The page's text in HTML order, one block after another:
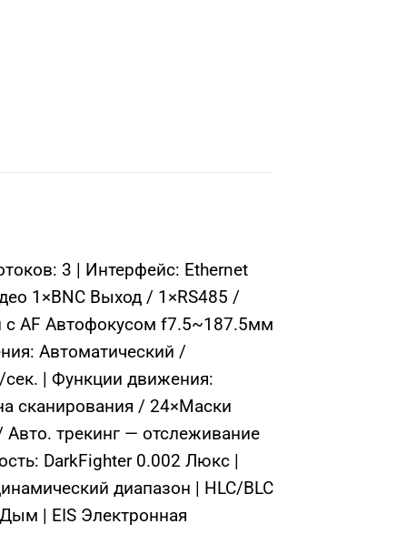
3 | Интерфейс: Ethernet
1×BNC Выход / 1×RS485 /
с AF Автофокусом f7.5~187.5мм
Автоматический /
| Функции движения:
сканирования / 24×Маски
трекинг — отслеживание
DarkFighter 0.002 Люкс |
диапазон | HLC/BLC
| EIS Электронная